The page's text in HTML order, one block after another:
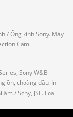
/ Ống kính Sony. Máy
Cam.
Sony W&B
ồn, choàng đầu, In-
âm / Sony, JSL. Loa